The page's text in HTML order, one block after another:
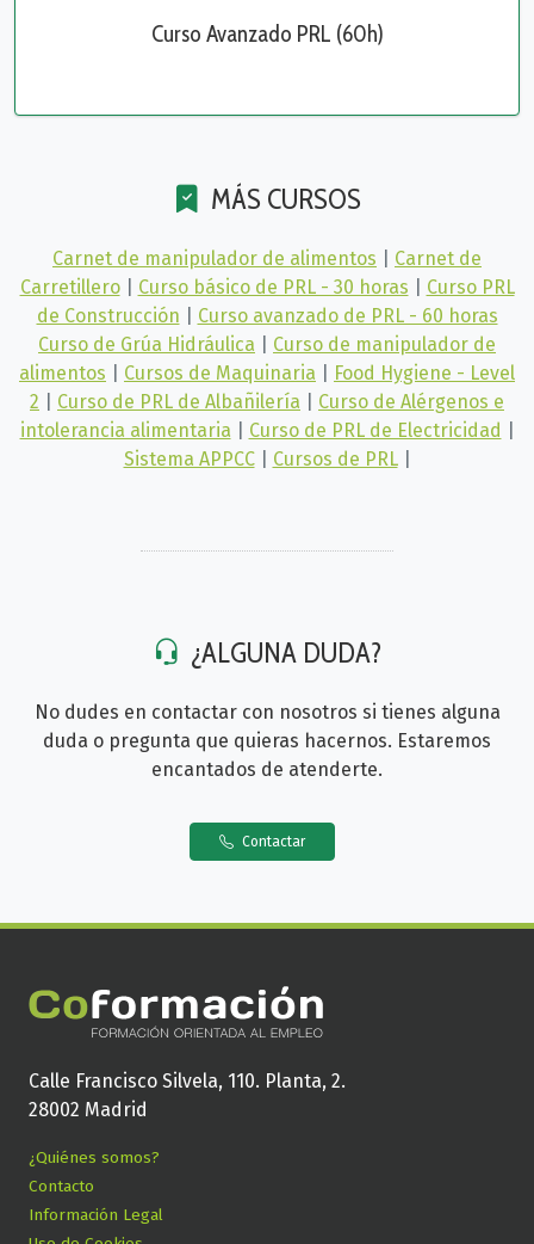
Curso Avanzado PRL (60h)
MÁS CURSOS
Carnet de manipulador de alimentos
Carnet de
Carretillero
Curso básico de PRL - 30 horas
Curso PRL
de Construcción
Curso avanzado de PRL - 60 horas
Curso de Grúa Hidráulica
Curso de manipulador de
alimentos
Cursos de Maquinaria
Food Hygiene - Level
2
Curso de PRL de Albañilería
Curso de Alérgenos e
intolerancia alimentaria
Curso de PRL de Electricidad
Sistema APPCC
Cursos de PRL
¿ALGUNA DUDA?
No dudes en contactar con nosotros si tienes alguna
duda o pregunta que quieras hacernos. Estaremos
encantados de atenderte.
Contactar
Calle Francisco Silvela, 110. Planta, 2.
28002 Madrid
¿Quiénes somos?
Contacto
Información Legal